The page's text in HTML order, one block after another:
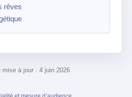
rêves
mise à jour : 4 juin 2026